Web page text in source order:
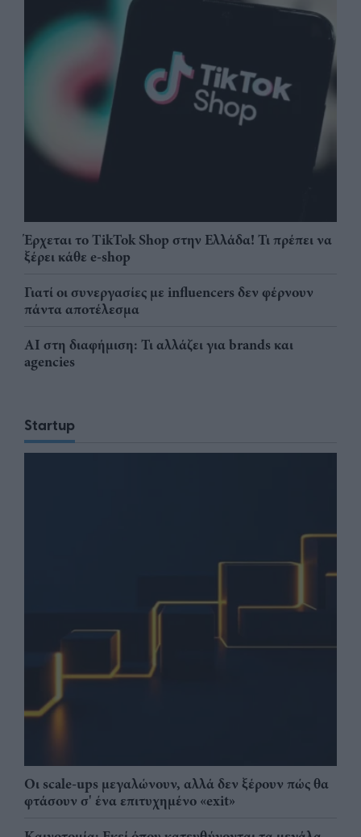
Έρχεται το TikTok Shop στην Ελλάδα! Τι πρέπει να
ξέρει κάθε e-shop
Γιατί οι συνεργασίες με influencers δεν φέρνουν
πάντα αποτέλεσμα
AI στη διαφήμιση: Τι αλλάζει για brands και
agencies
Startup
Οι scale-ups μεγαλώνουν, αλλά δεν ξέρουν πώς θα
φτάσουν σ' ένα επιτυχημένο «exit»